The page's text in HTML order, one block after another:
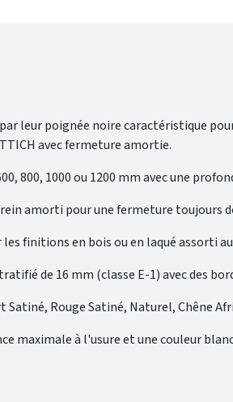
leur poignée noire caractéristique
avec fermeture amortie.
800, 1000 ou 1200 mm avec une
amorti pour une fermeture toujours
finitions en bois ou en laqué assorti
de 16 mm (classe E-1) avec des
Rouge Satiné, Naturel, Chêne
maximale à l'usure et une couleur